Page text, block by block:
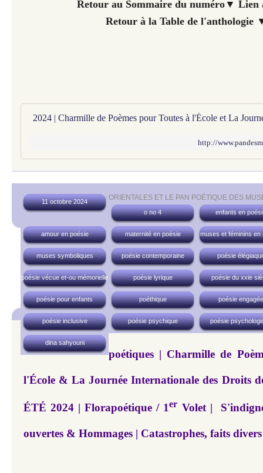
Retour au Sommaire du numéro▼ Lien
Retour à la Table de l'anthologie
http://
ORIENTALES ET LE PAN POÉTIQUE DES
11 octobre 2024
o no 4
enfants en
amour en poésie maternité en poésie muses et féminins en
muses symboliques poésie contemporaine poésie
poésie vécue et-ou mémorielle poésie lyrique poésie du xxie
poésie pour enfants poéthique poésie engagée
poésie inclusive poésie psychique poésie
dina sahyouni
poétiques | Charmille de
l'École & La Journée Internationale des Droits
ÉTÉ 2024 | Florapoétique / 1er Volet |
ouvertes & Hommages | Catastrophes, faits